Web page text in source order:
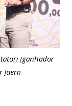
(ganhador
Jaern